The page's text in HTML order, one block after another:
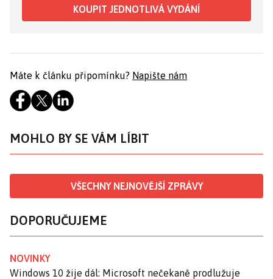
KOUPIT JEDNOTLIVÁ VYDÁNÍ
Máte k článku připomínku? Napište nám
MOHLO BY SE VÁM LÍBIT
VŠECHNY NEJNOVĚJŠÍ ZPRÁVY
DOPORUČUJEME
NOVINKY
Windows 10 žije dál: Microsoft nečekaně prodlužuje